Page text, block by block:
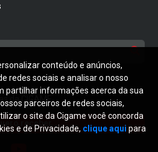
da CIGAME
receber
conteúdo e anúncios,
redes sociais e analisar o nosso
partilhar informações acerca da sua
parceiros de redes sociais,
o site da Cigame você concorda
e de Privacidade, clique aqui para